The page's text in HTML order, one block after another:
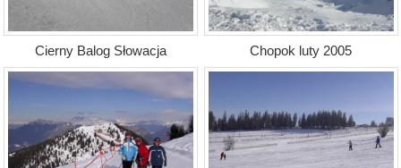
Cierny Balog Słowacja Chopok luty 2005